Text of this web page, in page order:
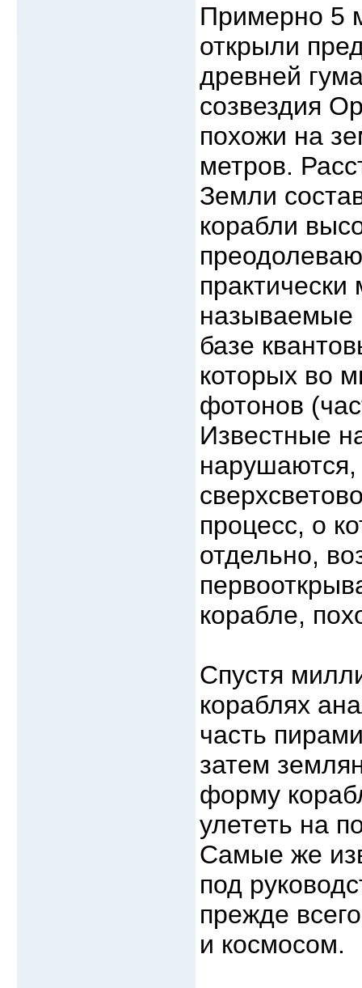
Примерно 5
открыли
древней
созвездия
похожи на
метров.
Земли
корабли
практически
называемые
базе
которых во
фотонов
Известные
нарушаются,
процесс, о
отдельно,
корабле,
Спустя
кораблях
часть
затем
форму
улететь на
Самые же
под
прежде
и космосом.